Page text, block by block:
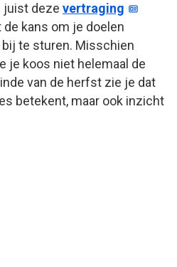
juist deze vertraging
kans om je doelen
te sturen. Misschien
je koos niet helemaal de
van de herfst zie je dat
betekent, maar ook inzicht